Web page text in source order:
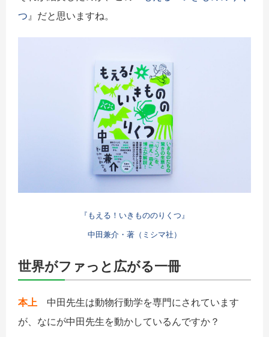
つ』だと思いますね。
『もえる！いきもののりくつ』
中田兼介・著（ミシマ社）
世界がファっと広がる一冊
本上 中田先生は動物行動学を専門にされています
が、なにが中田先生を動かしているんですか？